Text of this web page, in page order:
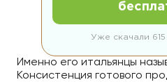
Уже скачали 615
Именно его итальянцы
Консистенция готового